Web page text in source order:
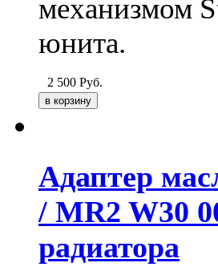
механизмом
юнита.
2 500 Руб.
Адаптер
/ MR2 W30
радиатора